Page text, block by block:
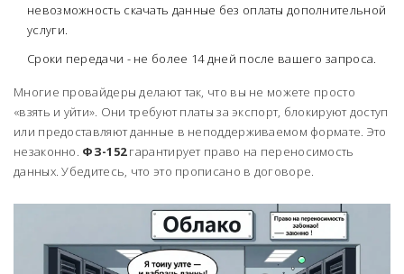
невозможность скачать данные без оплаты дополнительной
услуги.
Сроки передачи - не более 14 дней после вашего запроса.
Многие провайдеры делают так, что вы не можете просто
«взять и уйти». Они требуют платы за экспорт, блокируют доступ
или предоставляют данные в неподдерживаемом формате. Это
незаконно. ФЗ-152гарантирует право на переносимость
данных. Убедитесь, что это прописано в договоре.